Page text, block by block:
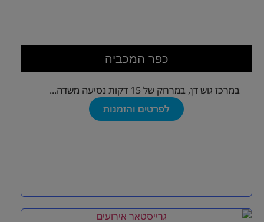
כפר המכביה
במרכז גוש דן, במרחק של 15 דקות נסיעה משדה...
לפרטים והזמנות